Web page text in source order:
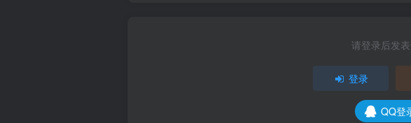
请登录后发
登录
QQ登